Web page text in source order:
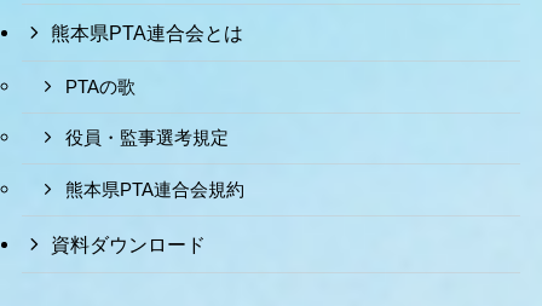
熊本県PTA連合会とは
PTAの歌
役員・監事選考規定
熊本県PTA連合会規約
資料ダウンロード